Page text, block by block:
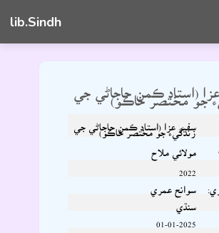
lib.Sindh
(استاد ڪمن حاجاڻي جي
جو مختصر خاڪو)
سفير عزا (استاد ڪمن حاجاڻي جي
زندگيء جو مختصر خاڪو)
مولائي ملاح
سوانح عمري
سنڌي